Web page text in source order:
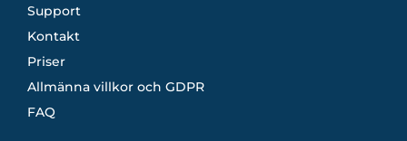
Support
Kontakt
Priser
Allmänna villkor och GDPR
FAQ